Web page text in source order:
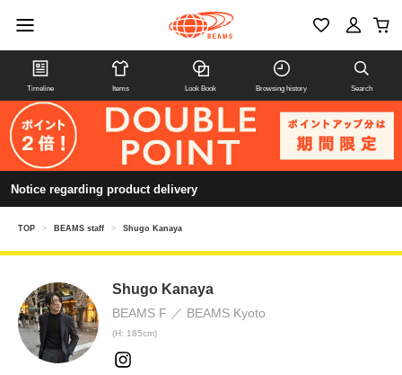
Timeline Items Look Book Browsing history Search
Notice regarding product delivery
TOP > BEAMS staff > Shugo Kanaya
Shugo Kanaya
BEAMS F BEAMS Kyoto
(H: 185cm)